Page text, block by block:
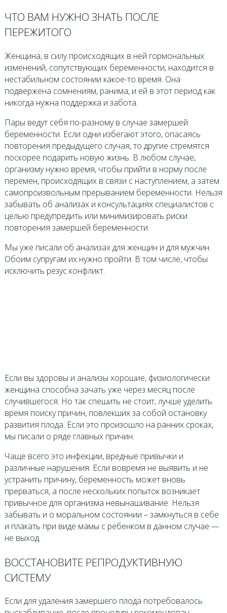
ЧТО ВАМ НУЖНО ЗНАТЬ ПОСЛЕ
ПЕРЕЖИТОГО
Женщина, в силу происходящих в ней гормональных
изменений, сопутствующих беременности, находится в
нестабильном состоянии какое-то время. Она
подвержена сомнениям, ранима, и ей в этот период как
никогда нужна поддержка и забота.
Пары ведут себя по-разному в случае замершей
беременности. Если одни избегают этого, опасаясь
повторения предыдущего случая, то другие стремятся
поскорее подарить новую жизнь. В любом случае,
организму нужно время, чтобы прийти в норму после
перемен, происходящих в связи с наступлением, а затем
самопроизвольным прерыванием беременности. Нельзя
забывать об анализах и консультациях специалистов с
целью предупредить или минимизировать риски
повторения замершей беременности.
Мы уже писали об анализах для женщин и для мужчин.
Обоим супругам их нужно пройти. В том числе, чтобы
исключить резус конфликт.
Если вы здоровы и анализы хорошие, физиологически
женщина способна зачать уже через месяц после
случившегося. Но так спешить не стоит, лучше уделить
время поиску причин, повлекших за собой остановку
развития плода. Если это произошло на ранних сроках,
мы писали о ряде главных причин.
Чаще всего это инфекции, вредные привычки и
различные нарушения. Если вовремя не выявить и не
устранить причину, беременность может вновь
прерваться, а после нескольких попыток возникает
привычное для организма невынашивание. Нельзя
забывать и о моральном состоянии – замкнуться в себе
и плакать при виде мамы с ребенком в данном случае —
не выход.
ВОССТАНОВИТЕ РЕПРОДУКТИВНУЮ
СИСТЕМУ
Если для удаления замершего плода потребовалось